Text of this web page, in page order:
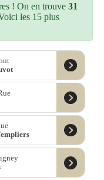
! On en trouve31
les 15 plus